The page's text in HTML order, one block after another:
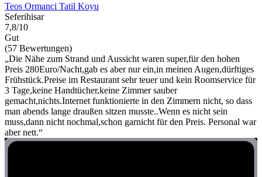
Teos Ormanci Tatil Koyu
Seferihisar
7,8/10
Gut
(57 Bewertungen)
„Die Nähe zum Strand und Aussicht waren super,für den hohen
Preis 280Euro/Nacht,gab es aber nur ein,in meinen Augen,dürftiges
Frühstück.Preise im Restaurant sehr teuer und kein Roomservice für
3 Tage,keine Handtücher,keine Zimmer sauber
gemacht,nichts.Internet funktionierte in den Zimmern nicht, so dass
man abends lange draußen sitzen musste..Wenn es nicht sein
muss,dann nicht nochmal,schon garnicht für den Preis. Personal war
aber nett.“